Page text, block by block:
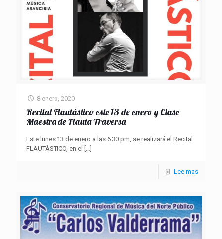
8 enero, 2020
Recital Flautástico este 13 de enero y Clase
Maestra de Flauta Traversa
Este lunes 13 de enero a las 6:30 pm, se realizará el Recital
FLAUTÁSTICO, en el
[…]
Lee mas